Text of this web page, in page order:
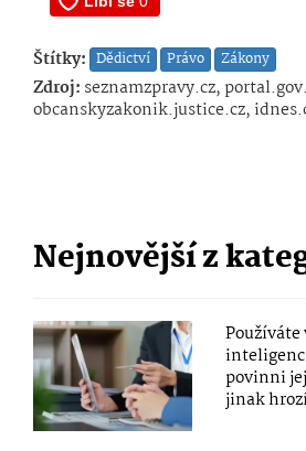
Štítky: Dědictví Právo Zákony
Zdroj: seznamzpravy.cz,
obcanskyzakonik.justice.cz,
Nejnovější z
povinni
jinak